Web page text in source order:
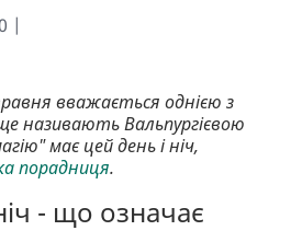
|
вважається однією з
називають Вальпургієвою
має цей день і ніч,
порадниця.
- що означає